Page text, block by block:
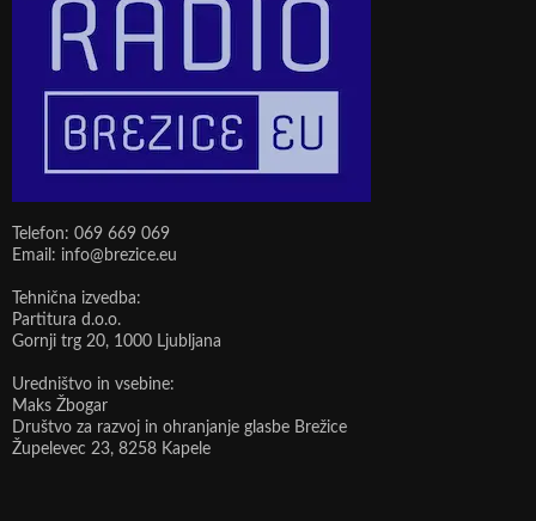
Telefon: 069 669 069
Email: info@brezice.eu
Tehnična izvedba:
Partitura d.o.o.
Gornji trg 20, 1000 Ljubljana
Uredništvo in vsebine:
Maks Žbogar
Društvo za razvoj in ohranjanje glasbe Brežice
Župelevec 23, 8258 Kapele